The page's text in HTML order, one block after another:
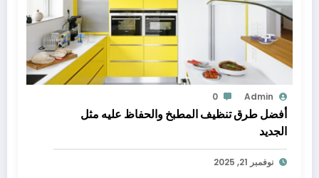
Admin
0
أفضل طرق تنظيف المطبخ والحفاظ عليه مثل
الجديد
نوفمبر 21, 2025